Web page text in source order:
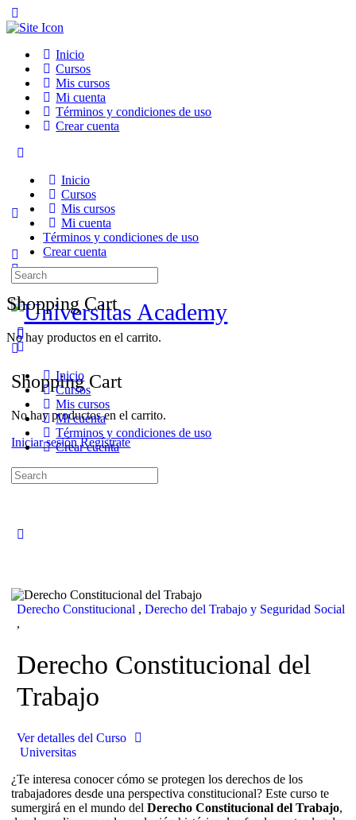
Side
Inicio
Cursos
Mis cursos
Mi cuenta
Términos y condiciones de uso
Crear cuenta
Panel Inicio
Cursos
Mis cursos
Mi cuenta
Términos y condiciones de uso
Crear cuenta
More
Shopping Cart
No hay productos en el carrito.
Iniciar sesión Regístrate
Shopping Cart
No hay productos en el carrito.
Search
for:
Inicio
Cursos
Mis cursos
Mi cuenta
Términos y condiciones de uso
Crear cuenta
Search
for:
Derecho Constitucional , Derecho del Trabajo y Seguridad Social
,
Derecho Constitucional del
Trabajo
Ver detalles del Curso
Universitas
¿Te interesa conocer cómo se protegen los derechos de los
trabajadores desde una perspectiva constitucional? Este curso te
sumergirá en el mundo delDerecho Constitucional del Trabajo,